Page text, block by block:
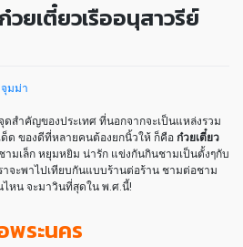
วยเตี๋ยวเรืออนุสาวรีย์
มม่า
สำคัญของประเทศ ที่นอกจากจะเป็นแหล่งรวม
ด็ด ของดีที่หลายคนต้องยกนิ้วให้ ก็คือ ก๋วยเตี๋ยว
มเล็ก หยุมหยิม น่ารัก แข่งกันกินชามเป็นตั้งๆกับ
าจะพาไปเทียบกันแบบร้านต่อร้าน ชามต่อชาม
ไหน จะมาวินที่สุดใน พ.ศ.นี้!
พระนคร